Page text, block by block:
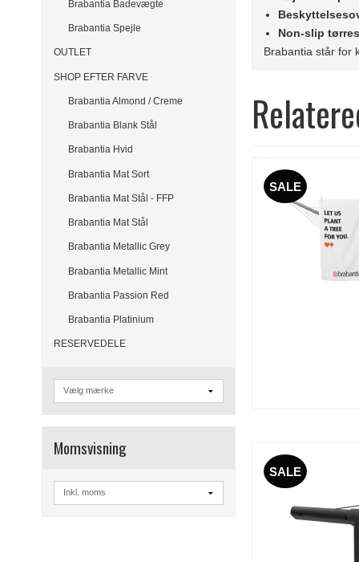
Brabantia Badevægte
Brabantia Spejle
OUTLET
SHOP EFTER FARVE
Brabantia Almond / Creme
Brabantia Blank Stål
Brabantia Hvid
Brabantia Mat Sort
Brabantia Mat Stål - FFP
Brabantia Mat Stål
Brabantia Metallic Grey
Brabantia Metallic Mint
Brabantia Passion Red
Brabantia Platinium
RESERVEDELE
Momsvisning
Non-slip
Brabantia står for
SALE
SALE